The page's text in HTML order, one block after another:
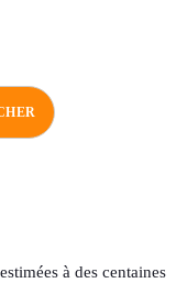
à des centaines